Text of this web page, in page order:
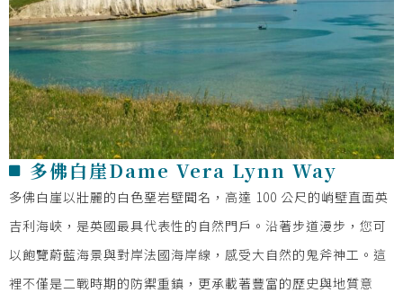
多佛白崖Dame Vera Lynn Way
多佛白崖以壯麗的白色堊岩壁聞名，高達 100 公尺的峭壁直面英
吉利海峽，是英國最具代表性的自然門戶。沿著步道漫步，您可
以飽覽蔚藍海景與對岸法國海岸線，感受大自然的鬼斧神工。這
裡不僅是二戰時期的防禦重鎮，更承載著豐富的歷史與地質意